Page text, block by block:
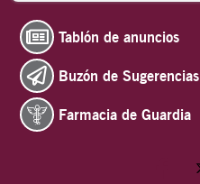
Tablón de anuncios
Buzón de Sugerencias
Farmacia de Guardia